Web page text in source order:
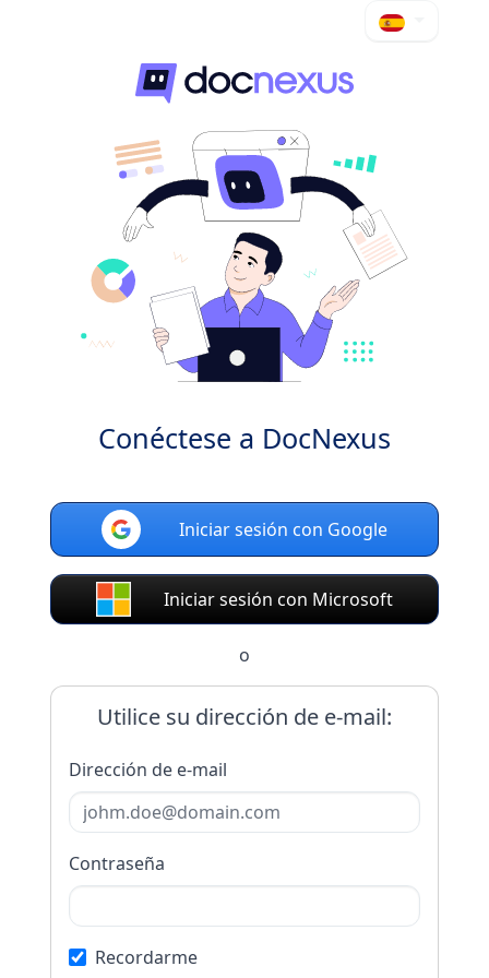
Conéctese a DocNexus
Iniciar sesión con Google
Iniciar sesión con Microsoft
o
Utilice su dirección de e-mail:
Dirección de e-mail
Contraseña
Recordarme